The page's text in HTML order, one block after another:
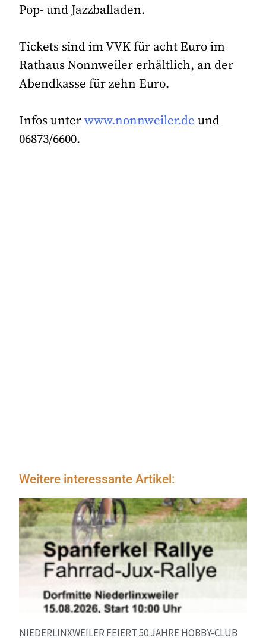
Pop- und Jazzballaden.
Tickets sind im VVK für acht Euro im
Rathaus Nonnweiler erhältlich, an der
Abendkasse für zehn Euro.
Infos unterwww.nonnweiler.de und
06873/6600.
Weitere interessante Artikel:
NIEDERLINXWEILER FEIERT 50 JAHRE HOBBY-CLUB